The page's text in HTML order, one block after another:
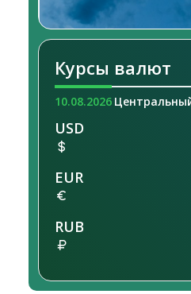
Курсы валют
10.08.2026
USD
EUR
RUB